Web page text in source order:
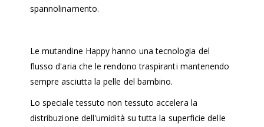
spannolinamento.
Le mutandine Happy hanno una tecnologia del
flusso d'aria che le rendono traspiranti mantenendo
sempre asciutta la pelle del bambino.
Lo speciale tessuto non tessuto accelera la
distribuzione dell'umidità su tutta la superficie delle